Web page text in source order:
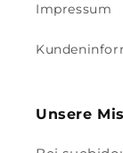
Impressum
Unsere